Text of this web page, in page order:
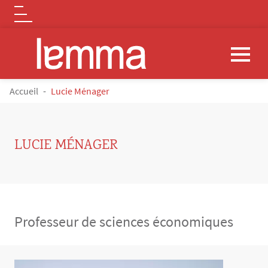
Aller au contenu principal
Logo
FIL D'ARIANE
Accueil Lucie Ménager
LUCIE MÉNAGER
Professeur de sciences économiques